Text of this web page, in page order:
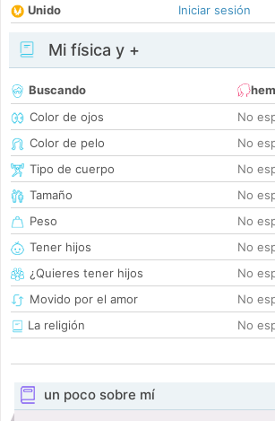
Unido
Iniciar sesión
Mi física y +
Buscando
Color de ojos
No
Color de pelo
No
Tipo de cuerpo
No
Tamaño
No
Peso
No
Tener hijos
No
¿Quieres tener hijos
No
Movido por el amor
No
La religión
No
un poco sobre mí